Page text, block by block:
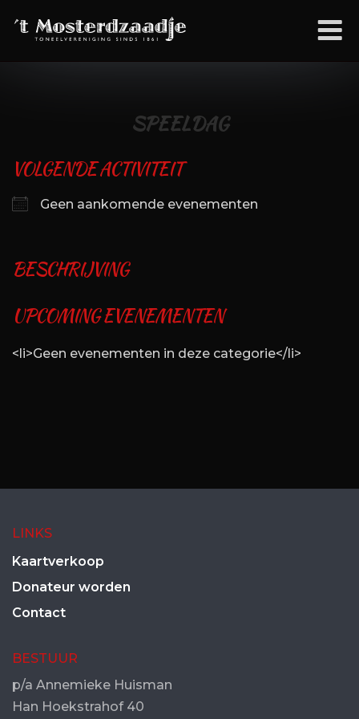
naar
SPEELDAG
VOLGENDE ACTIVITEIT
Geen aankomende evenementen
BESCHRIJVING
UPCOMING EVENEMENTEN
<li>Geen evenementen in deze categorie</li>
LINKS
Kaartverkoop
Donateur worden
Contact
BESTUUR
p/a Annemieke Huisman
Han Hoekstrahof 40